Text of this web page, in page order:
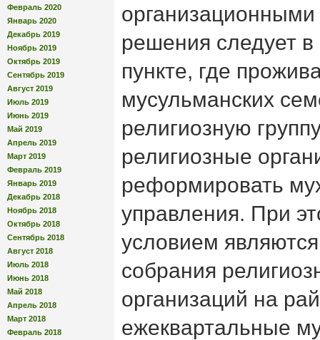
Февраль 2020
Январь 2020
Декабрь 2019
Ноябрь 2019
Октябрь 2019
Сентябрь 2019
Август 2019
Июль 2019
Июнь 2019
Май 2019
Апрель 2019
Март 2019
Февраль 2019
Январь 2019
Декабрь 2018
Ноябрь 2018
Октябрь 2018
Сентябрь 2018
Август 2018
Июль 2018
Июнь 2018
Май 2018
Апрель 2018
Март 2018
Февраль 2018
решения следует
пункте, где
мусульманских
религиозную
религиозные
реформировать
управления. При
условием
собрания
организаций на
ежеквартальные